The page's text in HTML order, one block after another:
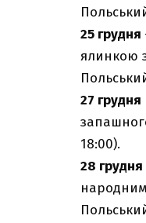
25 грудня
ялинкою
27 грудня
18:00).
28 грудня